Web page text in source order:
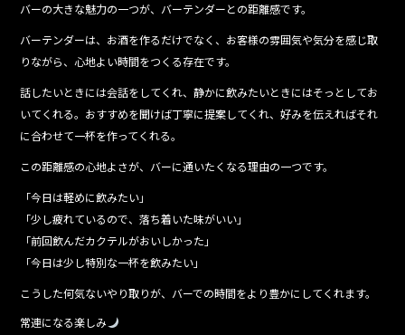
バーの大きな魅力の一つが、バーテンダーとの距離感です。
バーテンダーは、お酒を作るだけでなく、お客様の雰囲気や気分を感じ取
りながら、心地よい時間をつくる存在です。
話したいときには会話をしてくれ、静かに飲みたいときにはそっとしてお
いてくれる。おすすめを聞けば丁寧に提案してくれ、好みを伝えればそれ
に合わせて一杯を作ってくれる。
この距離感の心地よさが、バーに通いたくなる理由の一つです。
「今日は軽めに飲みたい」
「少し疲れているので、落ち着いた味がいい」
「前回飲んだカクテルがおいしかった」
「今日は少し特別な一杯を飲みたい」
こうした何気ないやり取りが、バーでの時間をより豊かにしてくれます。
常連になる楽しみ